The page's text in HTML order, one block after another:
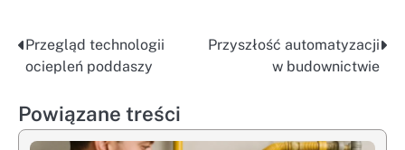
Nawigacja
wpisu
Przegląd technologii
ociepleń poddaszy
Przyszłość automatyzacji
w budownictwie
Powiązane treści